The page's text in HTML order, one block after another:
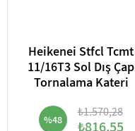
Heikenei Stfcl Tcmt
11/16T3 Sol Dış Çap
Tornalama Kateri
%48 ₺1.570,28